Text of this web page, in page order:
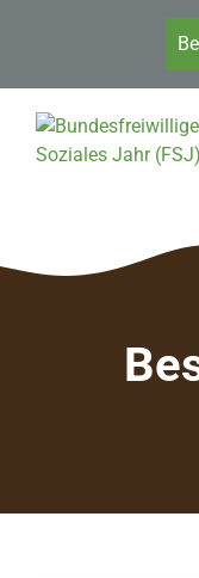
Inhalt
springen